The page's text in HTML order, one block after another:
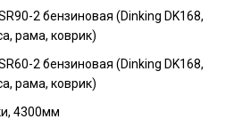
2 бензиновая (Dinking DK168,
рама, коврик)
2 бензиновая (Dinking DK168,
рама, коврик)
4300мм